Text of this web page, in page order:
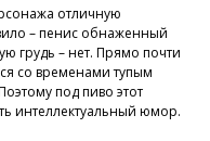
отличную
– пенис обнаженный
грудь – нет. Прямо почти
со временами тупым
под пиво этот
интеллектуальный юмор.